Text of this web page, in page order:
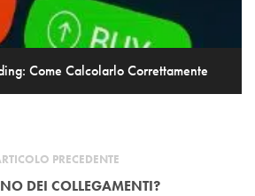
Come Calcolarlo Correttamente
PRECEDENTE
DEI COLLEGAMENTI?